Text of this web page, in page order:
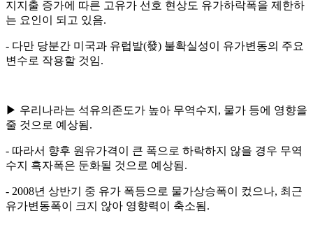
지지출 증가에 따른 고유가 선호 현상도 유가하락폭을 제한하
는 요인이 되고 있음.
- 다만 당분간 미국과 유럽발(發) 불확실성이 유가변동의 주요
변수로 작용할 것임.
▶ 우리나라는 석유의존도가 높아 무역수지, 물가 등에 영향을
줄 것으로 예상됨.
- 따라서 향후 원유가격이 큰 폭으로 하락하지 않을 경우 무역
수지 흑자폭은 둔화될 것으로 예상됨.
- 2008년 상반기 중 유가 폭등으로 물가상승폭이 컸으나, 최근
유가변동폭이 크지 않아 영향력이 축소됨.